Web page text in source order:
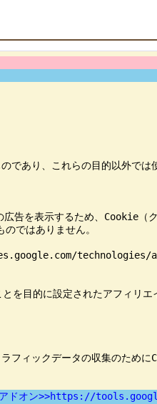
であり、これらの目的以外では
告を表示するため、Cookie（ク
ではありません。
technologies/
目的に設定されたアフィリエ
ックデータの収集のために
ト アドオン>>https://